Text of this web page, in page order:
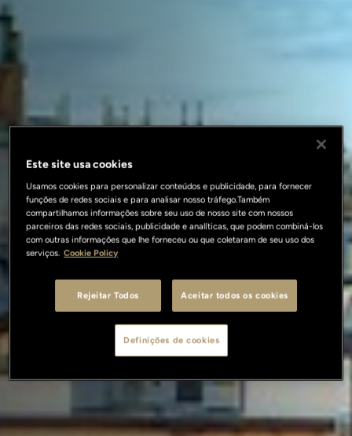
Este site usa cookies
Usamos cookies para personalizar conteúdos e publicidade, para fornecer
funções de redes sociais e para analisar nosso tráfego.Também
compartilhamos informações sobre seu uso de nosso site com nossos
parceiros das redes sociais, publicidade e analíticas, que podem combiná-los
com outras informações que lhe forneceu ou que coletaram de seu uso dos
serviços. Cookie Policy
Rejeitar Todos Aceitar todos os cookies
Definições de cookies